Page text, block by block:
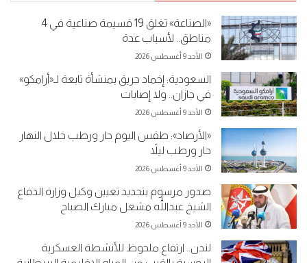
«الصناعة» تغلق 19 قسيمة صناعية في 4
مناطق.. لأسباب عدة
الأحد 9 أغسطس 2026
السعودية: إخماد حريق بمنشأة تابعة لـ«أرامكو»
في جازان.. ولا إصابات
الأحد 9 أغسطس 2026
«الأرصاد»: طقس اليوم حار ورطب خلال النهار
حار ورطب ليلاً
الأحد 9 أغسطس 2026
صدور مرسوم بتجديد تعيين وكيل وزارة الدفاع
الشيخ عبداللّٰه مشعل مبارك الصباح
الأحد 9 أغسطس 2026
لندن.. ارتفاع ملحوظ للأنشطة العسكرية